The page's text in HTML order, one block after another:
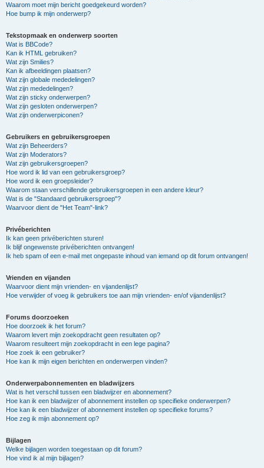
Waarom moet mijn bericht goedgekeurd worden?
Hoe bump ik mijn onderwerp?
Tekstopmaak en onderwerp soorten
Wat is BBCode?
Kan ik HTML gebruiken?
Wat zijn Smilies?
Kan ik afbeeldingen plaatsen?
Wat zijn globale mededelingen?
Wat zijn mededelingen?
Wat zijn sticky onderwerpen?
Wat zijn gesloten onderwerpen?
Wat zijn onderwerpiconen?
Gebruikers en gebruikersgroepen
Wat zijn Beheerders?
Wat zijn Moderators?
Wat zijn gebruikersgroepen?
Hoe word ik lid van een gebruikersgroep?
Hoe word ik een groepsleider?
Waarom staan verschillende gebruikersgroepen in een andere kleur?
Wat is de "Standaard gebruikersgroep"?
Waarvoor dient de "Het Team"-link?
Privéberichten
Ik kan geen privéberichten sturen!
Ik blijf ongewenste privéberichten ontvangen!
Ik heb spam of een e-mail met ongepaste inhoud van iemand op dit forum ontvangen!
Vrienden en vijanden
Waarvoor dient mijn vrienden- en vijandenlijst?
Hoe verwijder of voeg ik gebruikers toe aan mijn vrienden- en/of vijandenlijst?
Forums doorzoeken
Hoe doorzoek ik het forum?
Waarom levert mijn zoekopdracht geen resultaten op?
Waarom resulteert mijn zoekopdracht in een lege pagina?
Hoe zoek ik een gebruiker?
Hoe kan ik mijn eigen berichten en onderwerpen vinden?
Onderwerpabonnementen en bladwijzers
Wat is het verschil tussen een bladwijzer en abonnement?
Hoe kan ik een bladwijzer of abonnement instellen op specifieke onderwerpen?
Hoe kan ik een bladwijzer of abonnement instellen op specifieke forums?
Hoe zeg ik mijn abonnement op?
Bijlagen
Welke bijlagen worden toegestaan op dit forum?
Hoe vind ik al mijn bijlagen?